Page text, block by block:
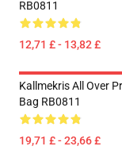
RB0811
12,71 £ - 13,82 £
Kallmekris All Over
Bag RB0811
19,71 £ - 23,66 £